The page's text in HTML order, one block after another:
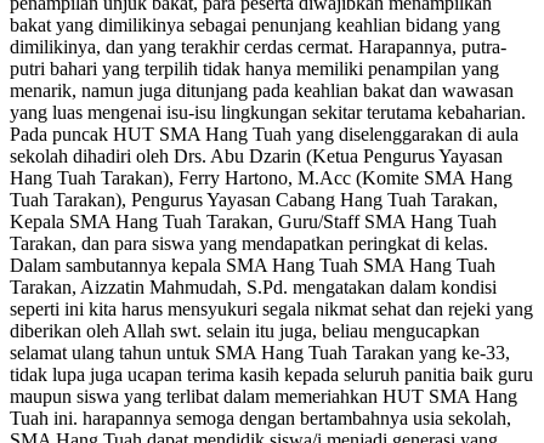
bakat yang dimilikinya sebagai penunjang keahlian bidang yang
dimilikinya, dan yang terakhir cerdas cermat. Harapannya, putra-
putri bahari yang terpilih tidak hanya memiliki penampilan yang
menarik, namun juga ditunjang pada keahlian bakat dan wawasan
yang luas mengenai isu-isu lingkungan sekitar terutama kebaharian.
Pada puncak HUT SMA Hang Tuah yang diselenggarakan di aula
sekolah dihadiri oleh Drs. Abu Dzarin (Ketua Pengurus Yayasan
Hang Tuah Tarakan), Ferry Hartono, M.Acc (Komite SMA Hang
Tuah Tarakan), Pengurus Yayasan Cabang Hang Tuah Tarakan,
Kepala SMA Hang Tuah Tarakan, Guru/Staff SMA Hang Tuah
Tarakan, dan para siswa yang mendapatkan peringkat di kelas.
Dalam sambutannya kepala SMA Hang Tuah SMA Hang Tuah
Tarakan, Aizzatin Mahmudah, S.Pd. mengatakan dalam kondisi
seperti ini kita harus mensyukuri segala nikmat sehat dan rejeki yang
diberikan oleh Allah swt. selain itu juga, beliau mengucapkan
selamat ulang tahun untuk SMA Hang Tuah Tarakan yang ke-33,
tidak lupa juga ucapan terima kasih kepada seluruh panitia baik guru
maupun siswa yang terlibat dalam memeriahkan HUT SMA Hang
Tuah ini. harapannya semoga dengan bertambahnya usia sekolah,